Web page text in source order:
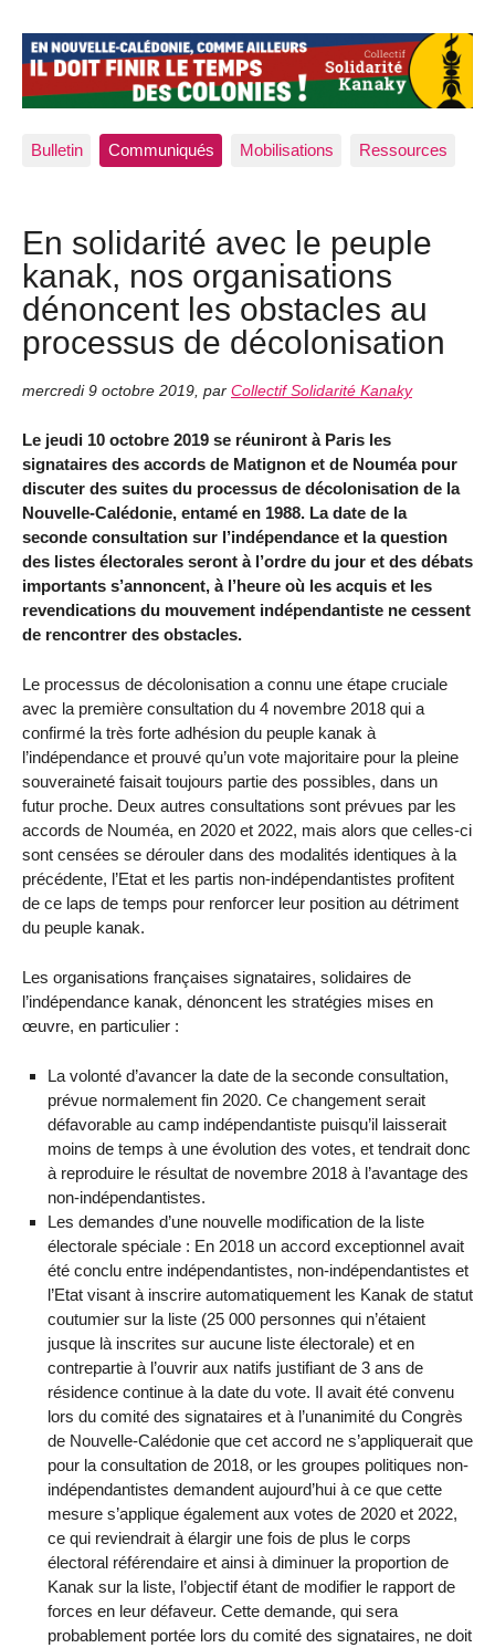
Bulletin Communiqués Mobilisations Ressources
En solidarité avec le peuple
kanak, nos organisations
dénoncent les obstacles au
processus de décolonisation
mercredi 9 octobre 2019, par Collectif Solidarité Kanaky
Le jeudi 10 octobre 2019 se réuniront à Paris les
signataires des accords de Matignon et de Nouméa pour
discuter des suites du processus de décolonisation de la
Nouvelle-Calédonie, entamé en 1988. La date de la
seconde consultation sur l’indépendance et la question
des listes électorales seront à l’ordre du jour et des débats
importants s’annoncent, à l’heure où les acquis et les
revendications du mouvement indépendantiste ne cessent
de rencontrer des obstacles.
Le processus de décolonisation a connu une étape cruciale
avec la première consultation du 4 novembre 2018 qui a
confirmé la très forte adhésion du peuple kanak à
l’indépendance et prouvé qu’un vote majoritaire pour la pleine
souveraineté faisait toujours partie des possibles, dans un
futur proche. Deux autres consultations sont prévues par les
accords de Nouméa, en 2020 et 2022, mais alors que celles-ci
sont censées se dérouler dans des modalités identiques à la
précédente, l’Etat et les partis non-indépendantistes profitent
de ce laps de temps pour renforcer leur position au détriment
du peuple kanak.
Les organisations françaises signataires, solidaires de
l’indépendance kanak, dénoncent les stratégies mises en
œuvre, en particulier :
La volonté d’avancer la date de la seconde consultation,
prévue normalement fin 2020. Ce changement serait
défavorable au camp indépendantiste puisqu’il laisserait
moins de temps à une évolution des votes, et tendrait donc
à reproduire le résultat de novembre 2018 à l’avantage des
non-indépendantistes.
Les demandes d’une nouvelle modification de la liste
électorale spéciale : En 2018 un accord exceptionnel avait
été conclu entre indépendantistes, non-indépendantistes et
l’Etat visant à inscrire automatiquement les Kanak de statut
coutumier sur la liste (25 000 personnes qui n’étaient
jusque là inscrites sur aucune liste électorale) et en
contrepartie à l’ouvrir aux natifs justifiant de 3 ans de
résidence continue à la date du vote. Il avait été convenu
lors du comité des signataires et à l’unanimité du Congrès
de Nouvelle-Calédonie que cet accord ne s’appliquerait que
pour la consultation de 2018, or les groupes politiques non-
indépendantistes demandent aujourd’hui à ce que cette
mesure s’applique également aux votes de 2020 et 2022,
ce qui reviendrait à élargir une fois de plus le corps
électoral référendaire et ainsi à diminuer la proportion de
Kanak sur la liste, l’objectif étant de modifier le rapport de
forces en leur défaveur. Cette demande, qui sera
probablement portée lors du comité des signataires, ne doit